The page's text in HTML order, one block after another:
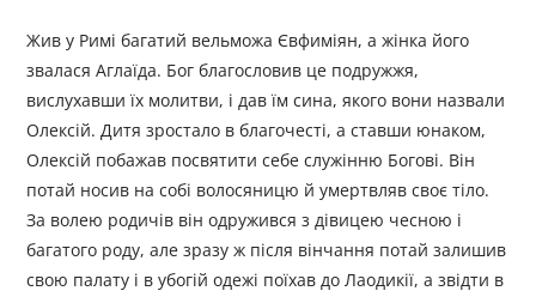
Жив у Римі багатий вельможа Євфиміян, а жінка його
звалася Аглаїда. Бог благословив це подружжя,
вислухавши їх молитви, і дав їм сина, якого вони назвали
Олексій. Дитя зростало в благочесті, а ставши юнаком,
Олексій побажав посвятити себе служінню Богові. Він
потай носив на собі волосяницю й умертвляв своє тіло.
За волею родичів він одружився з дівицею чесною і
багатого роду, але зразу ж після вінчання потай залишив
свою палату і в убогій одежі поїхав до Лаодикії, а звідти в